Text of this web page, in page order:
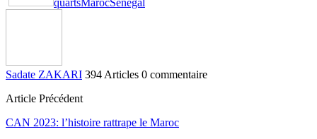
Sadate ZAKARI 394 Articles 0 commentaire
Article Précédent
CAN 2023: l’histoire rattrape le Maroc